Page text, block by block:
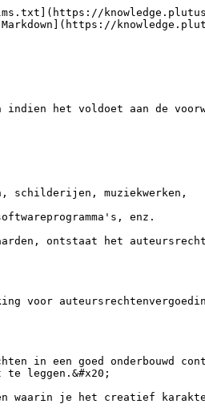
het voldoet aan de
schilderijen, muziekwerken,
enz.
ontstaat het
voor
in een goed
leggen.&#x20;
waarin je het creatief